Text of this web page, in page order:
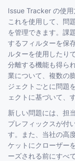
Issue Tracker の使
これを使用して、問
を管理できます。課
するフィルターを保
ルターを使用したり
分離する機能も得ら
業について、複数の
ジェクトごとに問題
ェクトに基づいて、
新しい問題には、担
プレフィックスが付
す。また、当社の高
ケットにクローザー
ーズされる前にすべ